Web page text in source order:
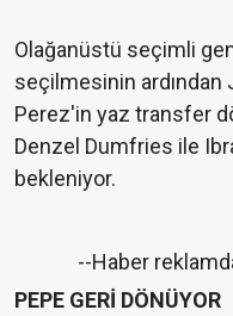
Olağanüstü seçimli
seçilmesinin
Perez'in yaz transfer
Denzel Dumfries ile
bekleniyor.
--Haber
PEPE GERİ DÖNÜYOR